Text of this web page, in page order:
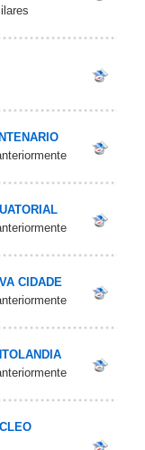
CIDADE